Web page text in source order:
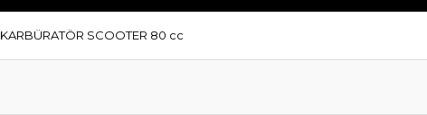
KARBÜRATÖR SCOOTER 80 cc